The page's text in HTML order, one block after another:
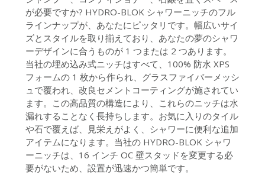
が必要ですか? HYDRO-BLOK シャワーニッチのフル
ラインナップが、あなたにピッタリです。幅広いサイ
ズとスタイルを取り揃えており、あなたの夢のシャワ
ーデザインに合うものが 1 つまたは 2 つあります。
当社の埋め込み式ニッチはすべて、100% 防水 XPS
フォームの 1 枚から作られ、グラスファイバーメッシ
ュで覆われ、改良セメントコーティングが施されてい
ます。この高品質の構造により、これらのニッチは水
漏れすることなく長持ちします。お気に入りのタイル
や石で覆えば、見栄えがよく、シャワーに便利な追加
アイテムになります。当社の HYDRO-BLOK シャワ
ーニッチは、16 インチ OC 壁スタッドを変更する必
要がないため、設置が迅速かつ簡単です。